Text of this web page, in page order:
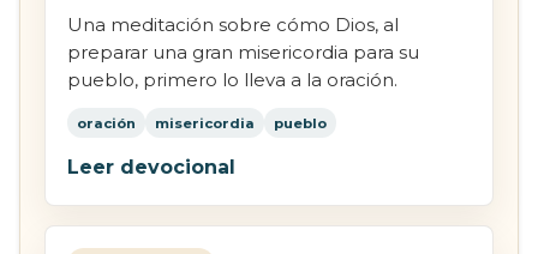
Una meditación sobre cómo Dios, al
preparar una gran misericordia para su
pueblo, primero lo lleva a la oración.
oración misericordia pueblo
Leer devocional